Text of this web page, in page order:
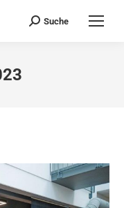
Search:
Suche